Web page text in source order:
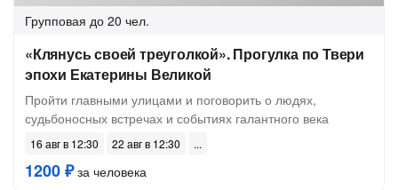
Групповая до 20 чел.
«Клянусь своей треуголкой». Прогулка по Твери
эпохи Екатерины Великой
Пройти главными улицами и поговорить о людях,
судьбоносных встречах и событиях галантного века
16 авг в 12:30 22 авг в 12:30
1200 ₽за человека